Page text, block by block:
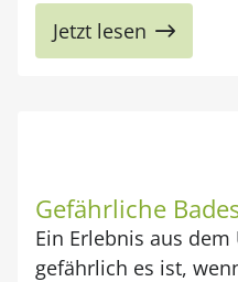
Jetzt lesen
Gefährliche
Ein Erlebnis aus
gefährlich es ist,